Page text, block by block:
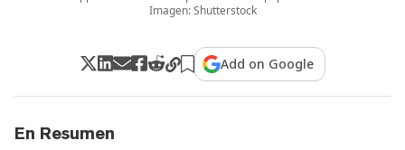
Imagen: Shutterstock
Add on Google
En Resumen